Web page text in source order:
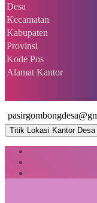
Desa
Kecamatan
Kabupaten
Provinsi
Kode Pos
Alamat Kantor
Titik Lokasi Kantor Desa